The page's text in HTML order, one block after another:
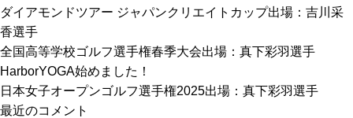
ダイアモンドツアー ジャパンクリエイトカップ出場：吉川采
香選手
全国高等学校ゴルフ選手権春季大会出場：真下彩羽選手
HarborYOGA始めました！
日本女子オープンゴルフ選手権2025出場：真下彩羽選手
最近のコメント